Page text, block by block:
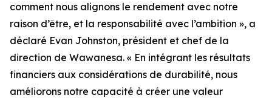
comment nous alignons le rendement avec notre
raison d’être, et la responsabilité avec l’ambition », a
déclaré Evan Johnston, président et chef de la
direction de Wawanesa. « En intégrant les résultats
financiers aux considérations de durabilité, nous
améliorons notre capacité à créer une valeur